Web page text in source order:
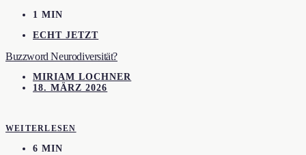
1 MIN
ECHT JETZT
Buzzword Neurodiversität?
MIRIAM LOCHNER
18. MÄRZ 2026
WEITERLESEN
6 MIN